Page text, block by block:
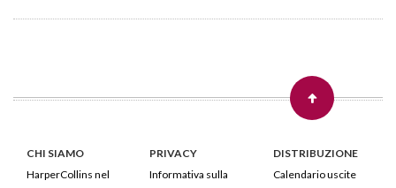
CHI SIAMO
HarperCollins nel
PRIVACY
Informativa sulla
DISTRIBUZIONE
Calendario uscite